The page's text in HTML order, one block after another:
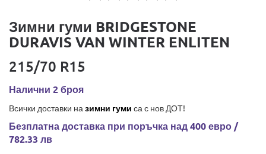
Зимни гуми BRIDGESTONE
DURAVIS VAN WINTER ENLITEN
215/70 R15
Налични 2 броя
Всички доставки на зимни гуми са с нов ДОТ!
Безплатна доставка при поръчка над 400 евро /
782.33 лв